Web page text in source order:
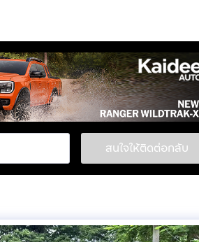
สนใจให้ติดต่อกลับ